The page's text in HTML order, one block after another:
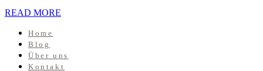
READ MORE
Home
Blog
Über uns
Kontakt